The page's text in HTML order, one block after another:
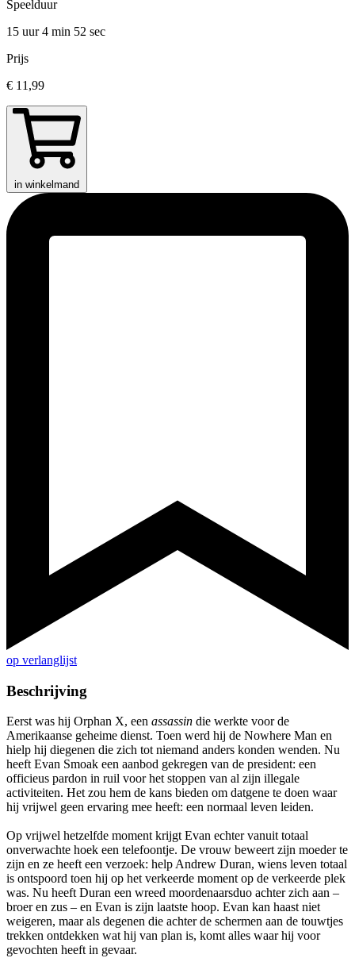
Speelduur
15 uur 4 min 52 sec
Prijs
€ 11,99
in winkelmand
op verlanglijst
Beschrijving
Eerst was hij Orphan X, een assassin die werkte voor de
Amerikaanse geheime dienst. Toen werd hij de Nowhere Man en
hielp hij diegenen die zich tot niemand anders konden wenden. Nu
heeft Evan Smoak een aanbod gekregen van de president: een
officieus pardon in ruil voor het stoppen van al zijn illegale
activiteiten. Het zou hem de kans bieden om datgene te doen waar
hij vrijwel geen ervaring mee heeft: een normaal leven leiden.
Op vrijwel hetzelfde moment krijgt Evan echter vanuit totaal
onverwachte hoek een telefoontje. De vrouw beweert zijn moeder te
zijn en ze heeft een verzoek: help Andrew Duran, wiens leven totaal
is ontspoord toen hij op het verkeerde moment op de verkeerde plek
was. Nu heeft Duran een wreed moordenaarsduo achter zich aan –
broer en zus – en Evan is zijn laatste hoop. Evan kan haast niet
weigeren, maar als degenen die achter de schermen aan de touwtjes
trekken ontdekken wat hij van plan is, komt alles waar hij voor
gevochten heeft in gevaar.